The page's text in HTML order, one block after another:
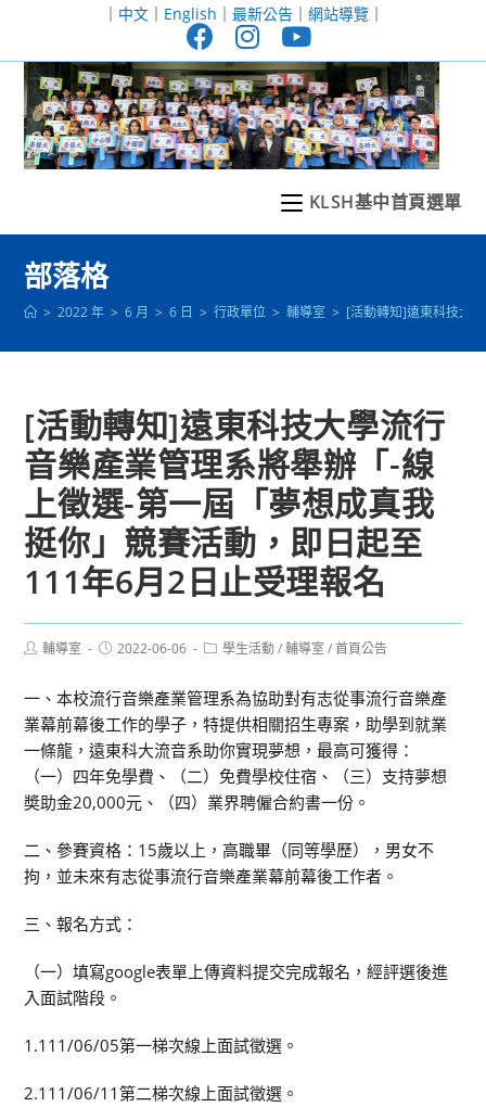
至
｜ 中文｜ English ｜ 最新公告｜ 網站導覽｜
KLSH基中首頁選單
部落格
> 2022 年 > 6 月 > 6 日 > 行政單位 > 輔導室 > [活動轉知]遠東科技大
[活動轉知]遠東科技大學流行
音樂產業管理系將舉辦「-線
上徵選-第一屆「夢想成真我
挺你」競賽活動，即日起至
111年6月2日止受理報名
Post輔導室
Post2022-06-06
Post學生活動 / 輔導室 / 首頁公告
一、本校流行音樂產業管理系為協助對有志從事流行音樂產
業幕前幕後工作的學子，特提供相關招生專案，助學到就業
一條龍，遠東科大流音系助你實現夢想，最高可獲得：
（一）四年免學費、（二）免費學校住宿、（三）支持夢想
奬助金20,000元、（四）業界聘僱合約書一份。
二、參賽資格：15歲以上，高職畢（同等學歷），男女不
拘，並未來有志從事流行音樂產業幕前幕後工作者。
三、報名方式：
（一）填寫google表單上傳資料提交完成報名，經評選後進
入面試階段。
1.111/06/05第一梯次線上面試徵選。
2.111/06/11第二梯次線上面試徵選。